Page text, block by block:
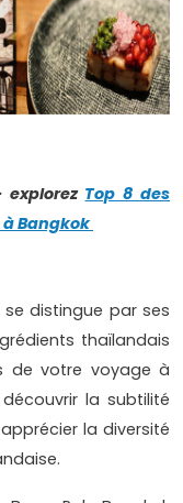
Top 8 des
Bangkok
distingue par ses
thaïlandais
de votre voyage à
la subtilité
la diversité